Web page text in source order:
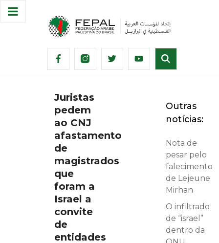
Juristas
pedem
ao CNJ
afastamento
de
magistrados
que
foram a
Israel a
convite
de
entidades
Outras
notícias:
Nota de
pesar pelo
falecimento
de Lejeune
Mirhan
O infiltrado
de “israel”
dentro da